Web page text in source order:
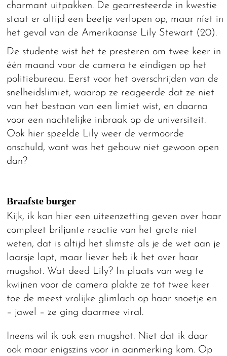
charmant uitpakken. De gearresteerde in kwestie
staat er altijd een beetje verlopen op, maar níet in
het geval van de Amerikaanse Lily Stewart (20).
De studente wist het te presteren om twee keer in
één maand voor de camera te eindigen op het
politiebureau. Eerst voor het overschrijden van de
snelheidslimiet, waarop ze reageerde dat ze niet
van het bestaan van een limiet wist, en daarna
voor een nachtelijke inbraak op de universiteit.
Ook hier speelde Lily weer de vermoorde
onschuld, want was het gebouw niet gewoon open
dan?
Braafste burger
Kijk, ik kan hier een uiteenzetting geven over haar
compleet briljante reactie van het grote niet
weten, dat is altijd het slimste als je de wet aan je
laarsje lapt, maar liever heb ik het over haar
mugshot. Wat deed Lily? In plaats van weg te
kwijnen voor de camera plakte ze tot twee keer
toe de meest vrolijke glimlach op haar snoetje en
– jawel – ze ging daarmee viral.
Ineens wil ik ook een mugshot. Niet dat ik daar
ook maar enigszins voor in aanmerking kom. Op